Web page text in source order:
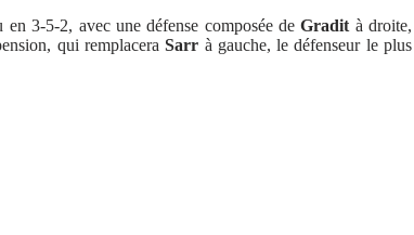
3-5-2, avec une défense composée deGradit à droite,
qui remplaceraSarr à gauche, le défenseur le plus